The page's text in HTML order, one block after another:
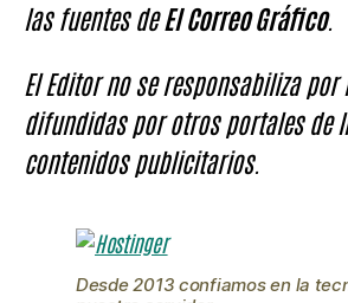
las fuentes deEl Correo Gráfico.
El Editor no se responsabiliza
difundidas por otros portales de
contenidos publicitarios.
Desde 2013 confiamos en la